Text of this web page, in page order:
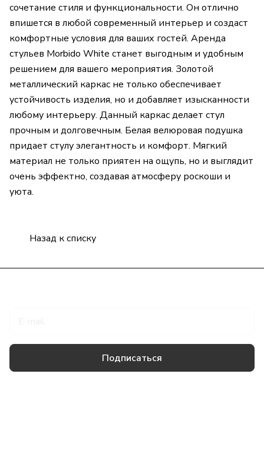
сочетание стиля и функциональности. Он отлично
впишется в любой современный интерьер и создаст
комфортные условия для ваших гостей. Аренда
стульев Morbido White станет выгодным и удобным
решением для вашего мероприятия. Золотой
металлический каркас не только обеспечивает
устойчивость изделия, но и добавляет изысканности
любому интерьеру. Данный каркас делает стул
прочным и долговечным. Белая велюровая подушка
придает стулу элегантность и комфорт. Мягкий
материал не только приятен на ощупь, но и выглядит
очень эффектно, создавая атмосферу роскоши и
уюта.
Назад к списку
Подписаться